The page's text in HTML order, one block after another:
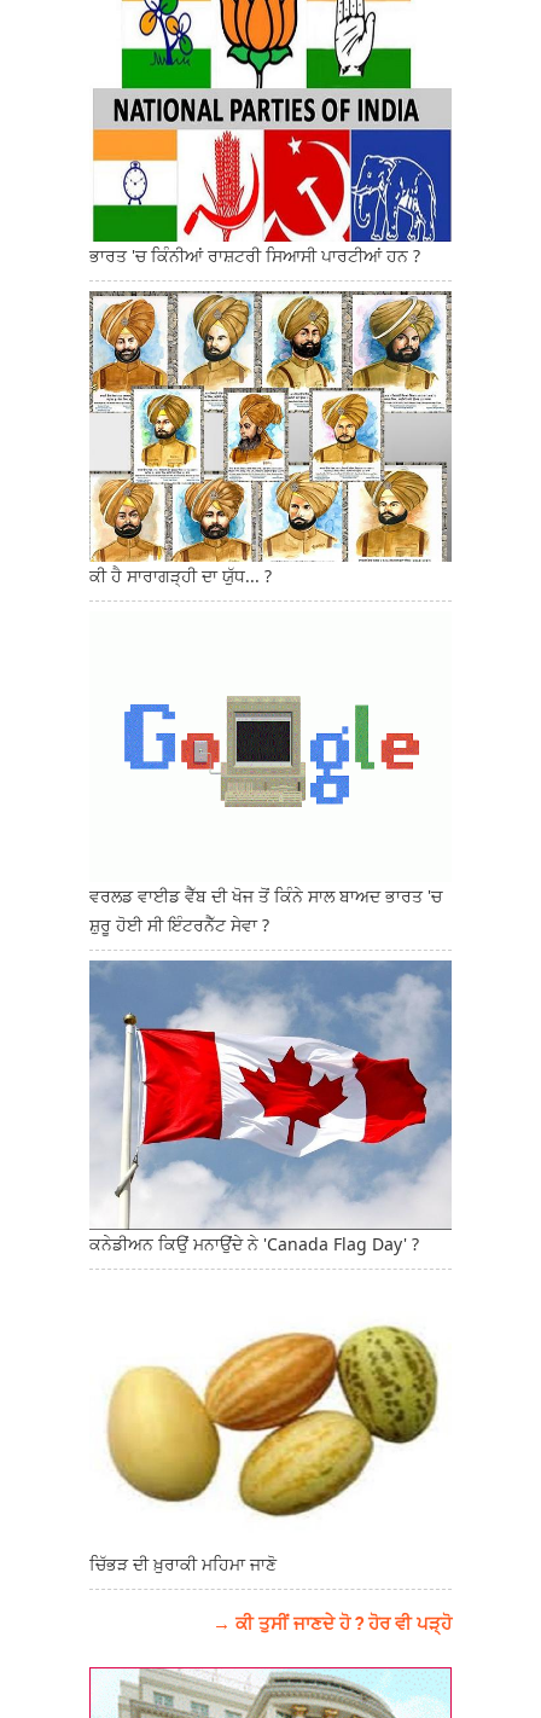
ਭਾਰਤ 'ਚ ਕਿੰਨੀਆਂ ਰਾਸ਼ਟਰੀ ਸਿਆਸੀ ਪਾਰਟੀਆਂ ਹਨ ?
ਕੀ ਹੈ ਸਾਰਾਗੜ੍ਹੀ ਦਾ ਯੁੱਧ... ?
ਵਰਲਡ ਵਾਈਡ ਵੈੱਬ ਦੀ ਖੋਜ ਤੋਂ ਕਿੰਨੇ ਸਾਲ ਬਾਅਦ ਭਾਰਤ 'ਚ
ਸ਼ੁਰੂ ਹੋਈ ਸੀ ਇੰਟਰਨੈੱਟ ਸੇਵਾ ?
ਕਨੇਡੀਅਨ ਕਿਉਂ ਮਨਾਉਂਦੇ ਨੇ 'Canada Flag Day' ?
ਚਿੱਭੜ ਦੀ ਖ਼ੁਰਾਕੀ ਮਹਿਮਾ ਜਾਣੋ
→ ਕੀ ਤੁਸੀਂ ਜਾਣਦੇ ਹੋ ? ਹੋਰ ਵੀ ਪੜ੍ਹੋ